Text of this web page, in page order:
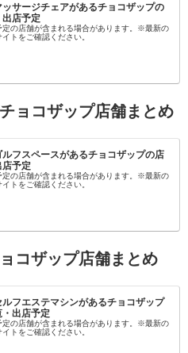
ッサージチェアがあるチョコザップの
出店予定
の店舗が含まれる場合があります。※最新の
トをご確認ください。
ョコザップ店舗まとめ
ルフスペースがあるチョコザップの店
店予定
の店舗が含まれる場合があります。※最新の
トをご確認ください。
コザップ店舗まとめ
ルフエステマシンがあるチョコザップ
出店予定
の店舗が含まれる場合があります。※最新の
トをご確認ください。